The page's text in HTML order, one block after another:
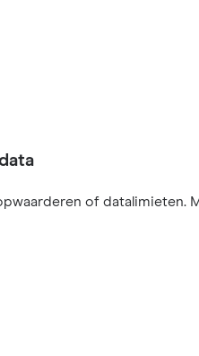
of datalimieten.